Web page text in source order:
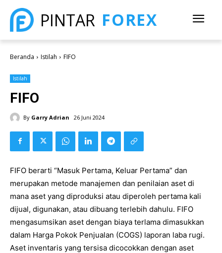
PINTAR FOREX
Beranda Istilah FIFO
Istilah
FIFO
By Garry Adrian 26 Juni 2024
FIFO berarti “Masuk Pertama, Keluar Pertama” dan
merupakan metode manajemen dan penilaian aset di
mana aset yang diproduksi atau diperoleh pertama kali
dijual, digunakan, atau dibuang terlebih dahulu. FIFO
mengasumsikan aset dengan biaya terlama dimasukkan
dalam Harga Pokok Penjualan (COGS) laporan laba rugi.
Aset inventaris yang tersisa dicocokkan dengan aset